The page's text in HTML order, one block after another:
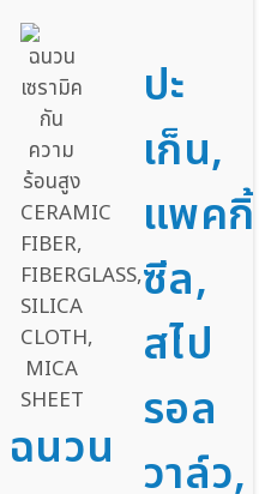
ฉนวน
ปะ
เก็น,
แพคกิ้
ซีล,
สไป
รอล
วาล์ว,